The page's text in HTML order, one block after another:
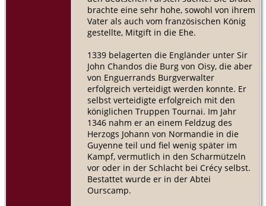
brachte eine sehr hohe, sowohl von ihrem
Vater als auch vom französischen König
gestellte, Mitgift in die Ehe.
1339 belagerten die Engländer unter Sir
John Chandos die Burg von Oisy, die aber
von Enguerrands Burgverwalter
erfolgreich verteidigt werden konnte. Er
selbst verteidigte erfolgreich mit den
königlichen Truppen Tournai. Im Jahr
1346 nahm er an einem Feldzug des
Herzogs Johann von Normandie in die
Guyenne teil und fiel wenig später im
Kampf, vermutlich in den Scharmützeln
vor oder in der Schlacht bei Crécy selbst.
Bestattet wurde er in der Abtei
Ourscamp.